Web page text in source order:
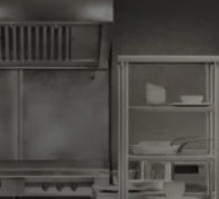
Avantages des bacs
à graisse compacts